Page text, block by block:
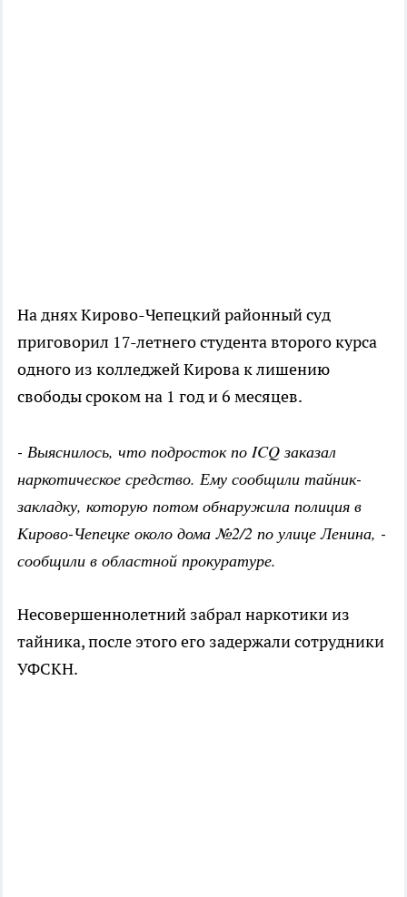
На днях Кирово-Чепецкий районный суд
приговорил 17-летнего студента второго курса
одного из колледжей Кирова к лишению
свободы сроком на 1 год и 6 месяцев.
- Выяснилось, что подросток по ICQ заказал
наркотическое средство. Ему сообщили тайник-
закладку, которую потом обнаружила полиция в
Кирово-Чепецке около дома №2/2 по улице Ленина, -
сообщили в областной прокуратуре.
Несовершеннолетний забрал наркотики из
тайника, после этого его задержали сотрудники
УФСКН.